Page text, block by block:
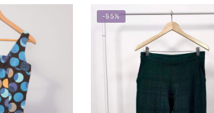
-85%